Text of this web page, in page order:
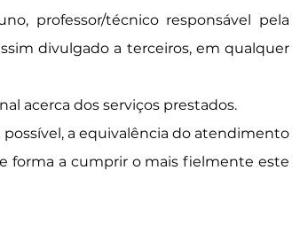
professor/técnico responsável pela
divulgado a terceiros, em qualquer
acerca dos serviços prestados.
a equivalência do atendimento
forma a cumprir o mais fielmente este